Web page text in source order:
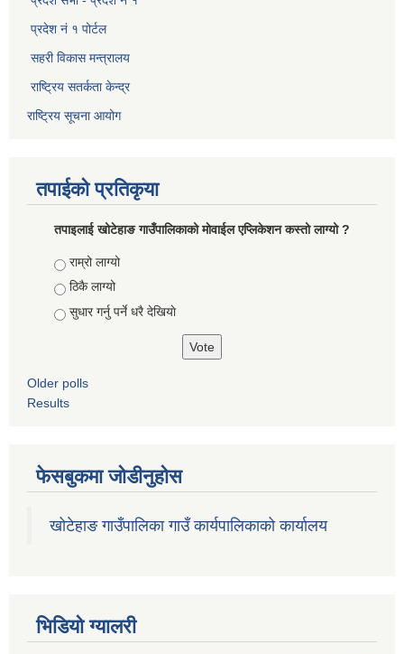
प्रदेश नं १ पोर्टल
सहरी विकास मन्त्रालय
राष्ट्रिय सतर्कता केन्द्र
राष्ट्रिय सूचना आयोग
तपाईको प्रतिकृया
तपाइलाई खोटेहाङ गाउँपालिकाको माेवाईल एप्लिकेशन कस्तो लाग्यो ?
Choices
राम्रो लाग्यो
ठिकै लाग्यो
सुधार गर्नु पर्ने धरै देखियाे
Older polls
Results
फेसबुकमा जोडीनुहोस
खोटेहाङ गाउँपालिका गाउँ कार्यपालिकाको कार्यालय
भिडियाे ग्यालरी